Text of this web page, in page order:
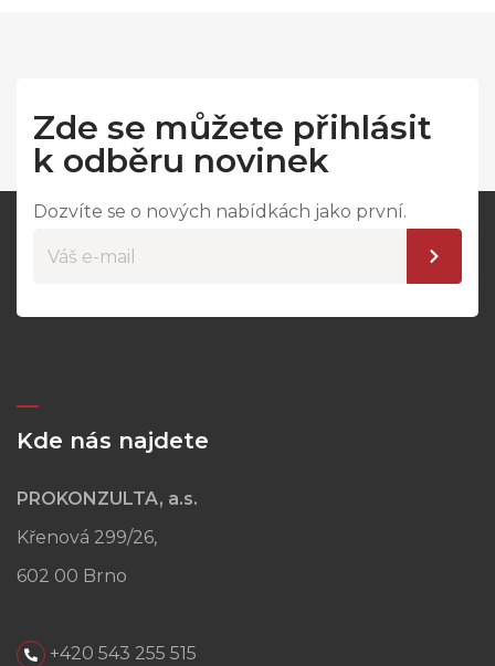
Zde se můžete přihlásit
k odběru novinek
Dozvíte se o nových nabídkách jako první.
Kde nás najdete
PROKONZULTA, a.s.
Křenová 299/26,
602 00 Brno
+420 543 255 515